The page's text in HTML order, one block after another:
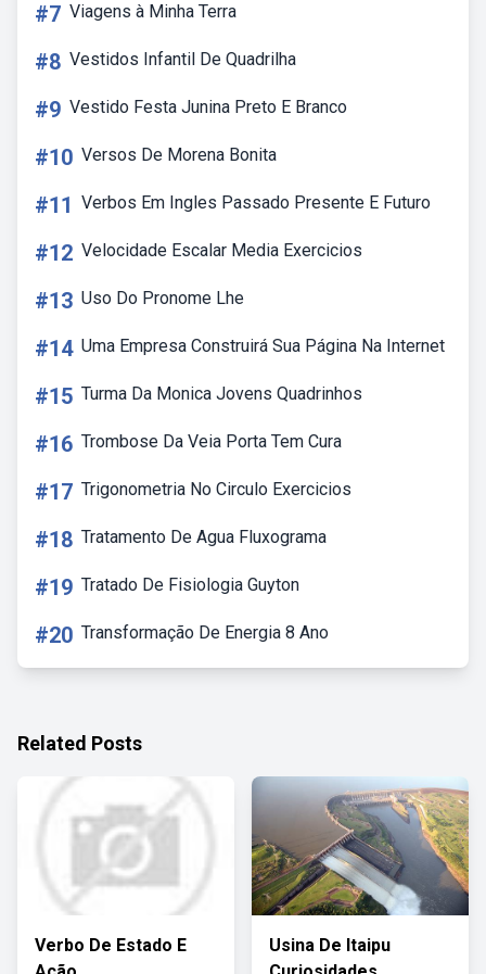
#7 Viagens à Minha Terra
#8 Vestidos Infantil De Quadrilha
#9 Vestido Festa Junina Preto E Branco
#10 Versos De Morena Bonita
#11 Verbos Em Ingles Passado Presente E Futuro
#12 Velocidade Escalar Media Exercicios
#13 Uso Do Pronome Lhe
#14 Uma Empresa Construirá Sua Página Na Internet
#15 Turma Da Monica Jovens Quadrinhos
#16 Trombose Da Veia Porta Tem Cura
#17 Trigonometria No Circulo Exercicios
#18 Tratamento De Agua Fluxograma
#19 Tratado De Fisiologia Guyton
#20 Transformação De Energia 8 Ano
Related Posts
Verbo De Estado E
Usina De Itaipu